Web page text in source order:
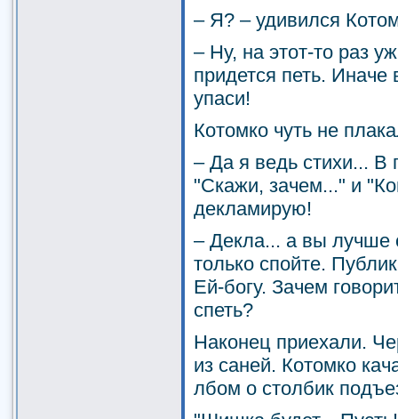
– Я? – удивился
– Ну, на этот-то раз
придется петь.
упаси!
Котомко чуть не
– Да я ведь стихи... В
"Скажи, зачем..." и
декламирую!
– Декла... а вы лучше
только спойте.
Ей-богу. Зачем
спеть?
Наконец приехали.
из саней. Котомко
лбом о столбик